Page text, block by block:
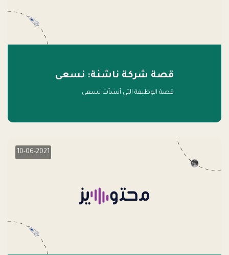
قصة شركة ناشئة: نسعى
قصة الوظيفة التي أنشأت نسعى
10-06-2021